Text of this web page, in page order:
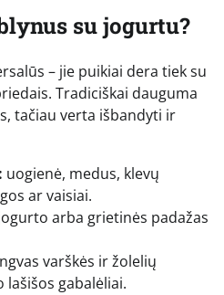
su jogurtu?
– jie puikiai dera tiek su
Tradiciškai dauguma
tačiau verta išbandyti ir
uogienė, medus, klevų
ar vaisiai.
arba grietinės padažas
varškės ir žolelių
gabalėliai.